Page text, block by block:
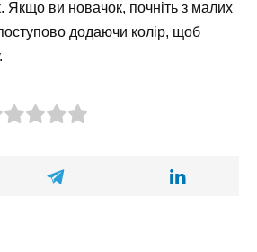
Якщо ви новачок, почніть з малих
додаючи колір, щоб